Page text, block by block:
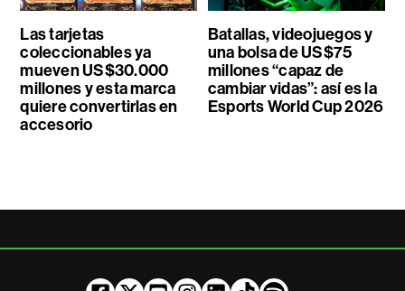
Las tarjetas
coleccionables ya
mueven US$30.000
millones y esta marca
quiere convertirlas en
accesorio
Batallas, videojuegos y
una bolsa de US$75
millones “capaz de
cambiar vidas”: así es la
Esports World Cup 2026